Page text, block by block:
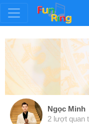
Đăng
ký
Đăng
nhập
Ngọc Minh
2 lượt quan